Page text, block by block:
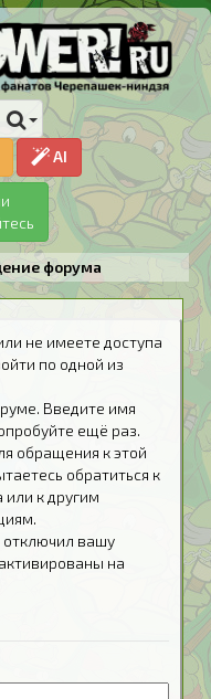
AI
форума
не имеете доступа
по одной из
Введите имя
ещё раз.
обращения к этой
обратиться к
к другим
вашу
на